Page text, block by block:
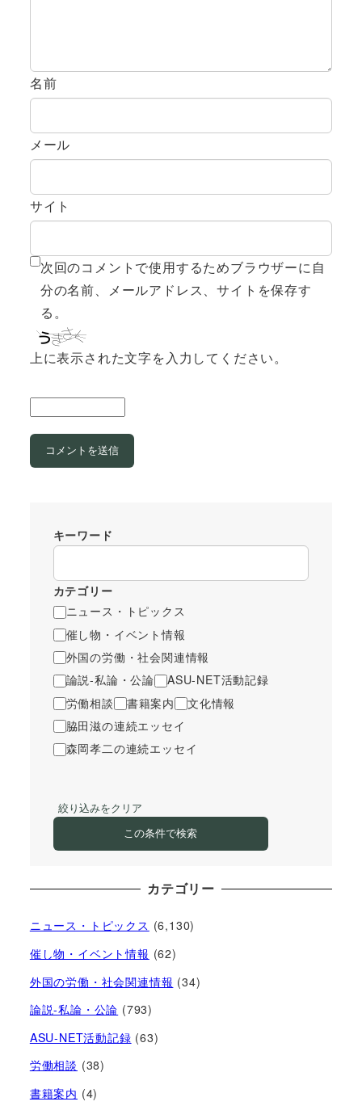
名前
メール
サイト
次回のコメントで使用するためブラウザーに自
分の名前、メールアドレス、サイトを保存す
る。
上に表示された文字を入力してください。
キーワード
カテゴリー
ニュース・トピックス
催し物・イベント情報
外国の労働・社会関連情報
論説-私論・公論
ASU-NET活動記録
労働相談
書籍案内
文化情報
脇田滋の連続エッセイ
森岡孝二の連続エッセイ
絞り込みをクリア
この条件で検索
カテゴリー
ニュース・トピックス (6,130)
催し物・イベント情報 (62)
外国の労働・社会関連情報 (34)
論説-私論・公論 (793)
ASU-NET活動記録 (63)
労働相談 (38)
書籍案内 (4)